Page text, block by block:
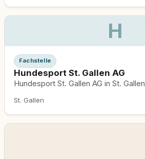
H
Fachstelle
Hundesport St. Gallen AG
Hundesport St. Gallen AG in St. Gallen
St. Gallen